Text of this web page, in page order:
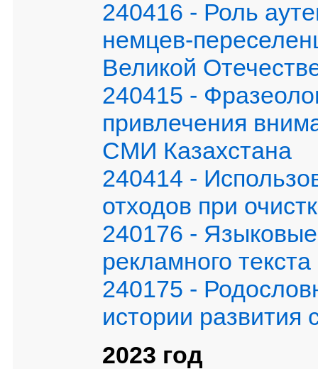
240416 - Роль
немцев-
Великой
240415 -
привлечения
СМИ Казахстана
240414 -
отходов при
240176 -
рекламного текста
240175 -
истории развития
2023 год